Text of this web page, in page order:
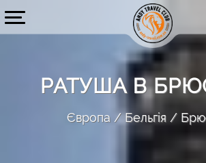
РАТУША В
Європа Бельгія